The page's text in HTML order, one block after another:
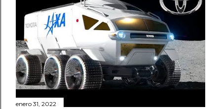
enero 31, 2022